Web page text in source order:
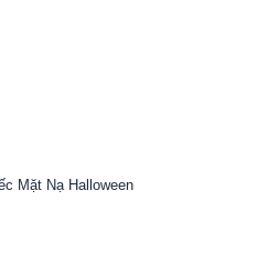
Mặt Nạ Halloween